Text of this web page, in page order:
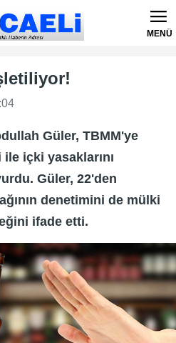
MENÜ
Güler, TBMM'ye
içki yasaklarını
Güler, 22'den
denetimini de mülki
ifade etti.